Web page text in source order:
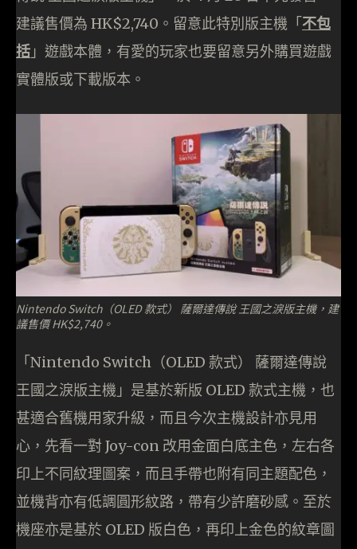
建議售價為 HK$2,740。留意此特別版主機「不包
括 」遊戲本體，有愛的玩家也要留意另外購買遊戲
實體版或下載版本。
Nintendo Switch（OLED 款式） 薩爾達傳說 王國之淚版主機，建
議售價 HK$2,740。
「Nintendo Switch（OLED 款式） 薩爾達傳說
王國之淚版主機」是基於新版 OLED 款式主機，也
甚適合舊機用家升級，而且今次主機設計亦見用
心，先看一對 Joy-con 改用金面白底主色，左右各
印上不同紋理圖案，而且手帶也附有同主題配色，
並機背亦有低調圓形紋路，帶有少許磨砂感。至於
機座亦是基於 OLED 版白色，再印上金色的紋章圖